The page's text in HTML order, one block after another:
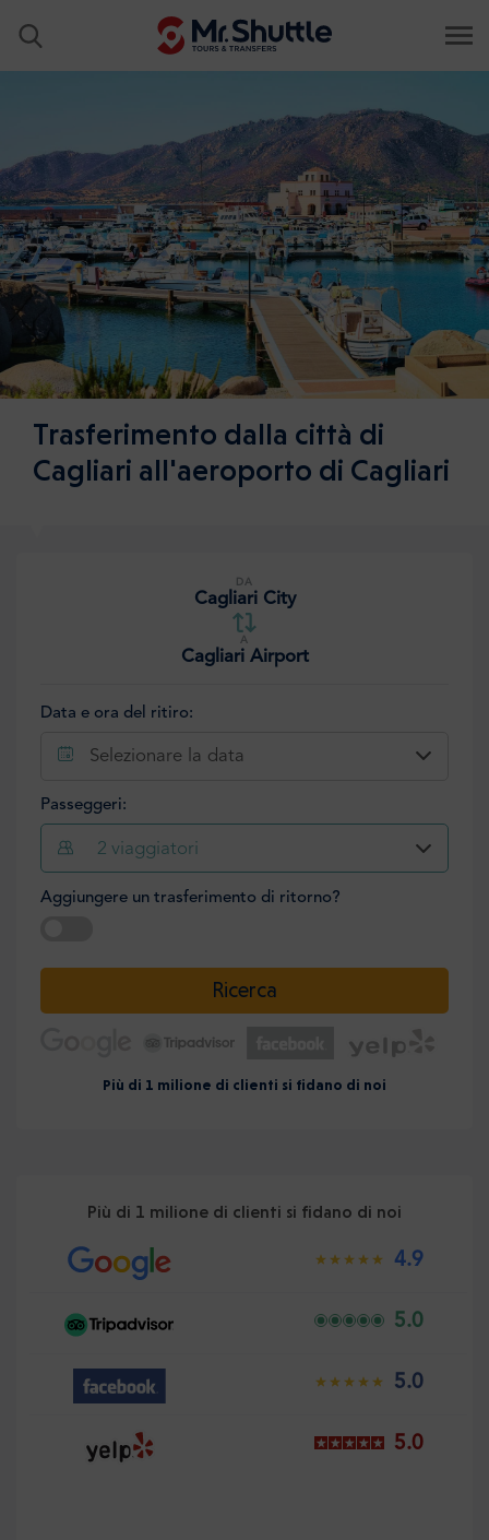
Trasferimento dalla città di
Cagliari all'aeroporto di Cagliari
DA
Cagliari City
A
Cagliari Airport
Data e ora del ritiro:
Selezionare la data
Passeggeri:
2 viaggiatori
Aggiungere un trasferimento di ritorno?
Ricerca
Più di 1 milione di clienti si fidano di noi
Più di 1 milione di clienti si fidano di noi
4.9
5.0
5.0
5.0